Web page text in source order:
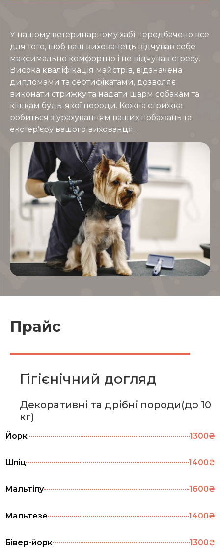
У нашому ветеринарному хабі передбачено все
для того, щоб ваш вихованець відчував себе
максимально комфортно і не відчував стресу.
Висока кваліфікація майстрів, відзначена
дипломами та сертифікатами, дозволяє
виконати стрижку та надати шарм собакам та
кішкам будь-якої породи. Кожна стрижка
робиться з урахуванням ваших побажань та
екстер’єру вашого вихованця.
Прайс
Гігієнічний догляд
Декоративні та дрібні породи(до 10
кг)
Йорк 1300₴
Шпіц 1400₴
Мальтіпу 1600₴
Мальтезе 1400₴
Бівер-йорк 1300₴